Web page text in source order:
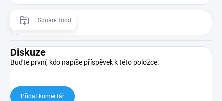
SquareHood
Diskuze
Buďte první, kdo napíše příspěvek k této položce.
Přidat komentář